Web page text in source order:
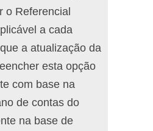
o Referencial
a cada
a atualização da
esta opção
com base na
de contas do
na base de